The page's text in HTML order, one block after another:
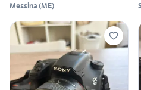
Messina (ME)